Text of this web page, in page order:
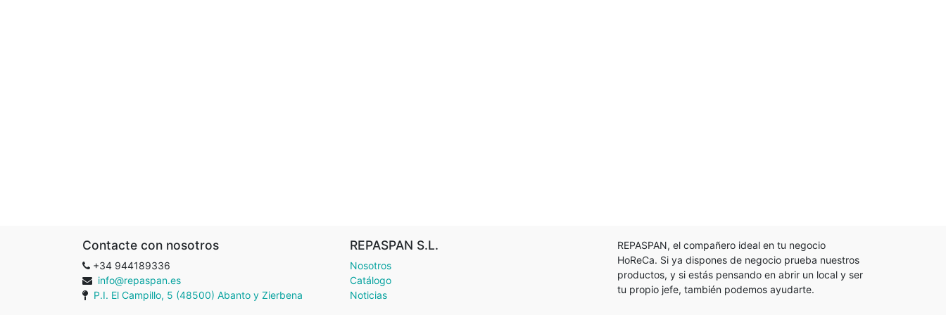
Contacte con nosotros
+34 944189336
info@repaspan.es
P.I. El Campillo, 5 (48500) Abanto y Zierbena
REPASPAN S.L.
Nosotros
Catálogo
Noticias
REPASPAN, el compañero ideal en tu negocio
HoReCa. Si ya dispones de negocio prueba nuestros
productos, y si estás pensando en abrir un local y ser
tu propio jefe, también podemos ayudarte.